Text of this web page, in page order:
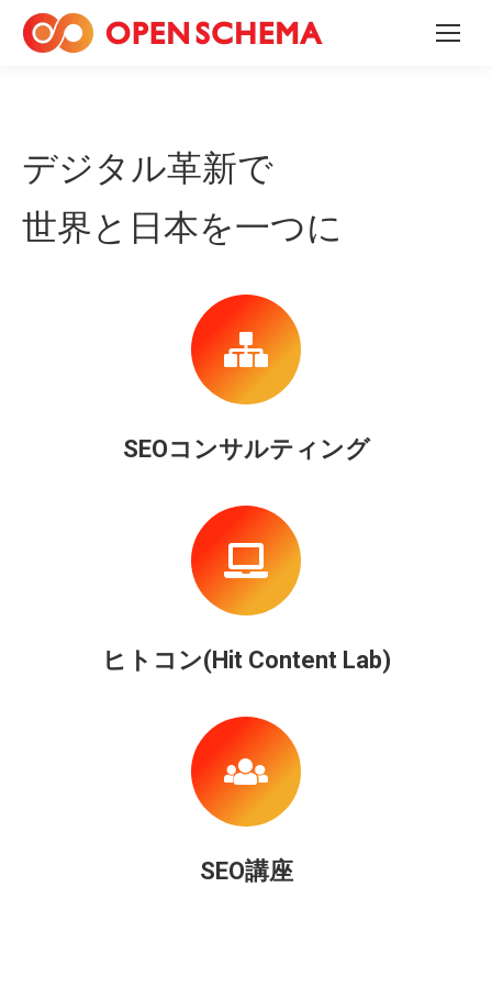
デジタル革新で
世界と日本を一つに
SEOコンサルティング
ヒトコン(Hit Content Lab)
SEO講座